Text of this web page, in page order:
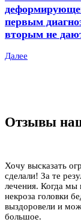
первым
вторым не
Далее
Отзывы
Хочу высказать
сделали! За те
лечения. Когда мы
некроза головки
выздоровели и
большое.